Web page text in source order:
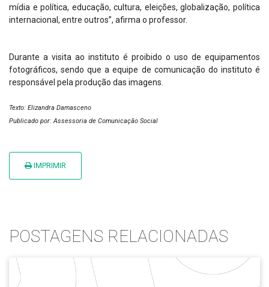
mídia e política, educação, cultura, eleições, globalização, política
internacional, entre outros”, afirma o professor.
Durante a visita ao instituto é proibido o uso de equipamentos
fotográficos, sendo que a equipe de comunicação do instituto é
responsável pela produção das imagens.
Texto: Elizandra Damasceno
Publicado por: Assessoria de Comunicação Social
IMPRIMIR
POSTAGENS RELACIONADAS